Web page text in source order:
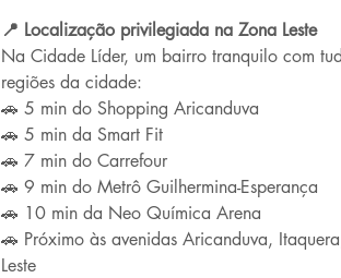
📍 Localização privilegiada na Zona Leste
Na Cidade Líder, um bairro tranquilo com
regiões da cidade:
🚗 5 min do Shopping Aricanduva
🚗 5 min da Smart Fit
🚗 7 min do Carrefour
🚗 9 min do Metrô Guilhermina-Esperança
🚗 10 min da Neo Química Arena
🚗 Próximo às avenidas Aricanduva,
Leste